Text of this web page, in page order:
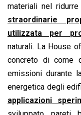
materiali nel
straordinarie
utilizzata per
naturali. La House
concreto di come
emissioni durante
energetica degli
applicazioni